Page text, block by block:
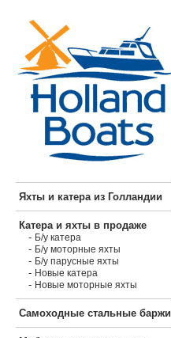
Яхты и катера из Голландии
Катера и яхты в продаже
- Б/у катера
- Б/у моторные яхты
- Б/у парусные яхты
- Новые катера
- Новые моторные яхты
Самоходные стальные баржи